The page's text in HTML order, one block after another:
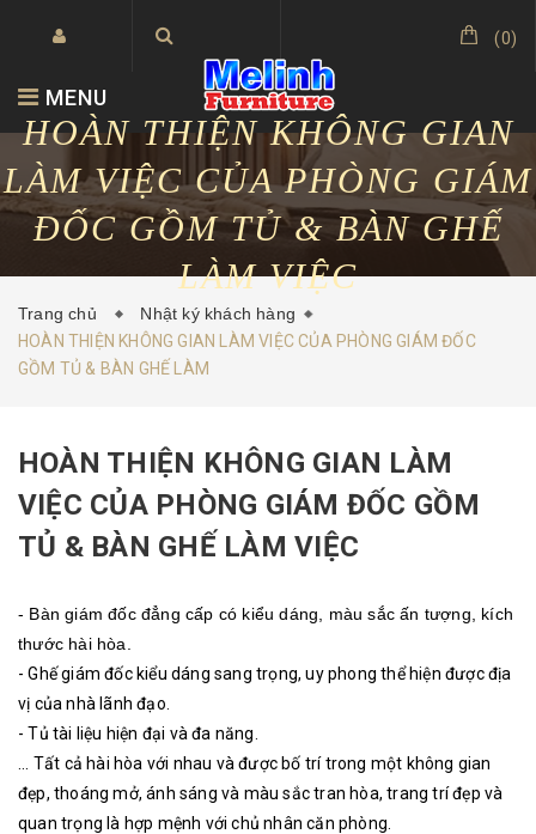
(0)
MENU
HOÀN THIỆN KHÔNG GIAN
LÀM VIỆC CỦA PHÒNG GIÁM
ĐỐC GỒM TỦ & BÀN GHẾ
LÀM VIỆC
Trang chủ
Nhật ký khách hàng
HOÀN THIỆN KHÔNG GIAN LÀM VIỆC CỦA PHÒNG GIÁM ĐỐC
GỒM TỦ & BÀN GHẾ LÀM
HOÀN THIỆN KHÔNG GIAN LÀM
VIỆC CỦA PHÒNG GIÁM ĐỐC GỒM
TỦ & BÀN GHẾ LÀM VIỆC
- Bàn giám đốc đẳng cấp có kiểu dáng, màu sắc ấn tượng, kích
thước hài hòa.
- Ghế giám đốc kiểu dáng sang trọng, uy phong thể hiện được địa
vị của nhà lãnh đạo.
- Tủ tài liệu hiện đại và đa năng.
... Tất cả hài hòa với nhau và được bố trí trong một không gian
đẹp, thoáng mở, ánh sáng và màu sắc tran hòa, trang trí đẹp và
quan trọng là hợp mệnh với chủ nhân căn phòng.